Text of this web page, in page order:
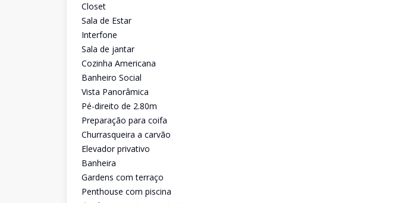
Closet
Sala de Estar
Interfone
Sala de jantar
Cozinha Americana
Banheiro Social
Vista Panorâmica
Pé-direito de 2.80m
Preparação para coifa
Churrasqueira a carvão
Elevador privativo
Banheira
Gardens com terraço
Penthouse com piscina